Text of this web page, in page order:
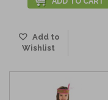
Add to
Wishlist